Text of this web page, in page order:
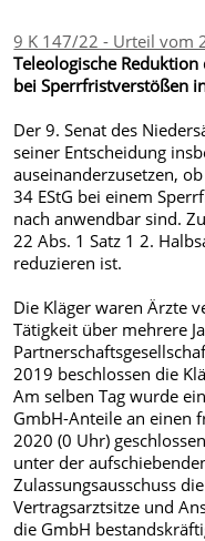
9 K 147/22 - Urteil vom
Teleologische Reduktion
bei Sperrfristverstößen
Der 9. Senat des
seiner Entscheidung
auseinanderzusetzen,
34 EStG bei einem
nach anwendbar sind.
22 Abs. 1 Satz 1 2.
reduzieren ist.
Die Kläger waren Ärzte
Tätigkeit über mehrere
2019 beschlossen die
Am selben Tag wurde
GmbH-Anteile an einen
2020 (0 Uhr)
unter der
Zulassungsausschuss
Vertragsarztsitze und
die GmbH